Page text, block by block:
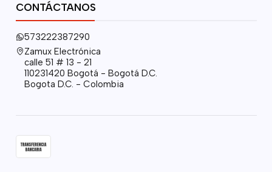
CONTÁCTANOS
573222387290
Zamux Electrónica
calle 51 # 13 - 21
110231420 Bogotá - Bogotá D.C.
Bogota D.C. - Colombia